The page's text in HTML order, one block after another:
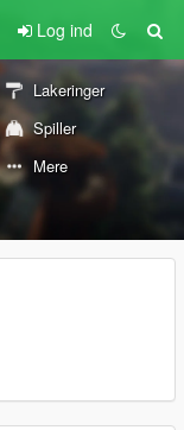
Log ind
Lakeringer
Spiller
Mere